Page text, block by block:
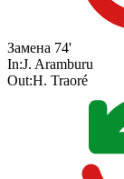
Замена 74'
In:J. Aramburu
Out:H. Traoré